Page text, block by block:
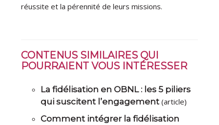
réussite et la pérennité de leurs missions.
CONTENUS SIMILAIRES QUI
POURRAIENT VOUS INTÉRESSER
La fidélisation en OBNL : les 5 piliers
qui suscitent l’engagement (article)
Comment intégrer la fidélisation